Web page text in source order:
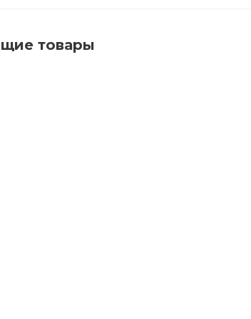
товары